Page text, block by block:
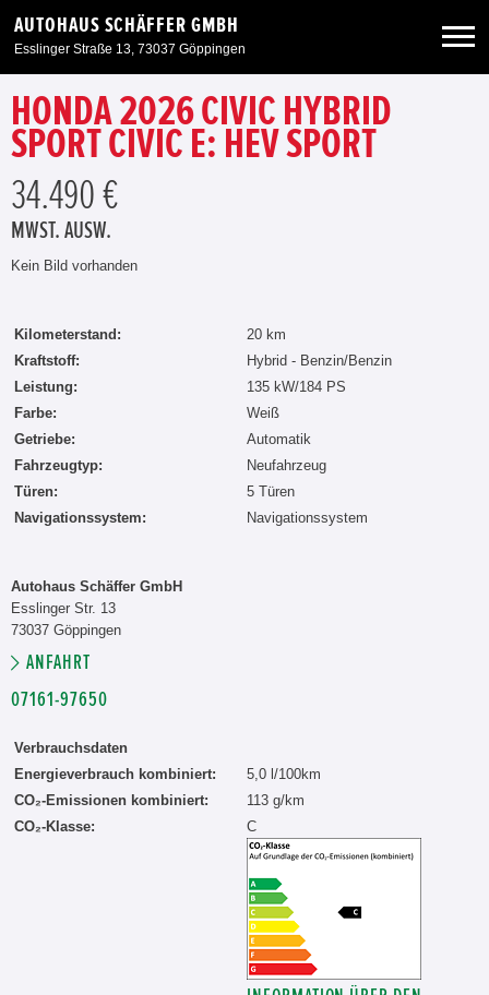
AUTOHAUS SCHÄFFER GMBH
Esslinger Straße 13, 73037 Göppingen
Neuwagen
Angebote
Unser Autohaus
HONDA 2026 CIVIC HYBRID
SPORT CIVIC E: HEV SPORT
34.490 €
MWST. AUSW.
Kein Bild vorhanden
Kilometerstand:
20 km
Kraftstoff:
Hybrid - Benzin/Benzin
Leistung:
135 kW/184 PS
Farbe:
Weiß
Getriebe:
Automatik
Fahrzeugtyp:
Neufahrzeug
Türen:
5 Türen
Navigationssystem:
Navigationssystem
Autohaus Schäffer GmbH
Esslinger Str. 13
73037 Göppingen
ANFAHRT
07161-97650
Verbrauchsdaten
Energieverbrauch kombiniert:
5,0 l/100km
CO₂-Emissionen kombiniert:
113 g/km
CO₂-Klasse:
C